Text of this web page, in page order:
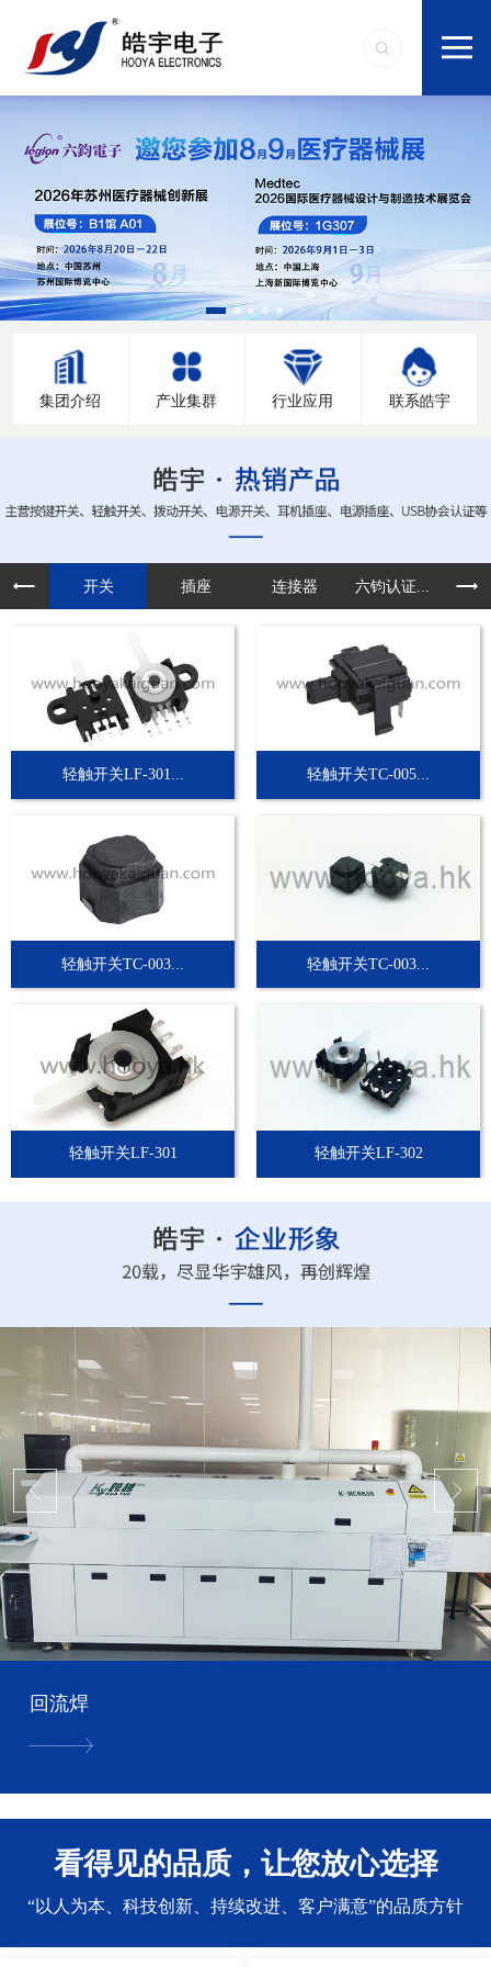
集团介绍 产业集群 行业应用 联系皓宇
开关 插座 连接器 六钧认证... 定
轻触开关LF-301... 轻触开关TC-005...
轻触开关TC-003... 轻触开关TC-003...
轻触开关LF-301 轻触开关LF-302
回流焊
看得见的品质，让您放心选择
“以人为本、科技创新、持续改进、客户满意”的品质方针